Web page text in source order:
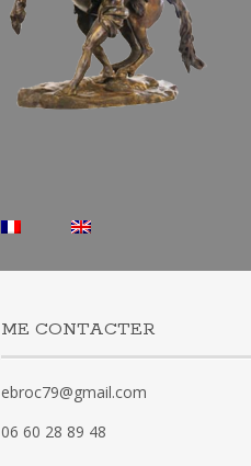
ME CONTACTER
ebroc79@gmail.com
06 60 28 89 48